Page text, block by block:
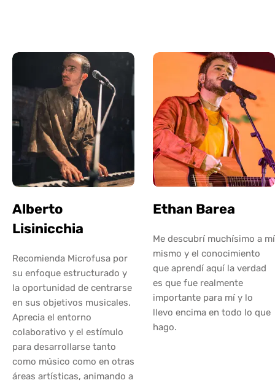
Alberto
Lisinicchia
Recomienda Microfusa por
su enfoque estructurado y
la oportunidad de centrarse
en sus objetivos musicales.
Aprecia el entorno
colaborativo y el estímulo
para desarrollarse tanto
como músico como en otras
áreas artísticas, animando a
Ethan Barea
Me descubrí muchísimo a mí
mismo y el conocimiento
que aprendí aquí la verdad
es que fue realmente
importante para mí y lo
llevo encima en todo lo que
hago.